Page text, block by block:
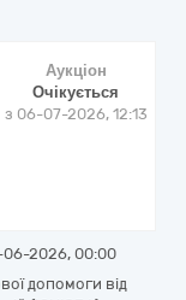
Аукціон
Очікується
з 06-07-2026, 12:13
2026, 00:00
допомоги від